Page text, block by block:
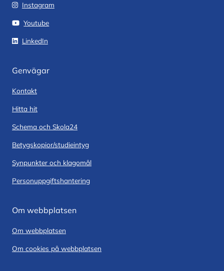
Instagram
Youtube
LinkedIn
Genvägar
Kontakt
Hitta hit
Schema och Skola24
Betygskopior/studieintyg
Synpunkter och klagomål
Personuppgiftshantering
Om webbplatsen
Om webbplatsen
Om cookies på webbplatsen